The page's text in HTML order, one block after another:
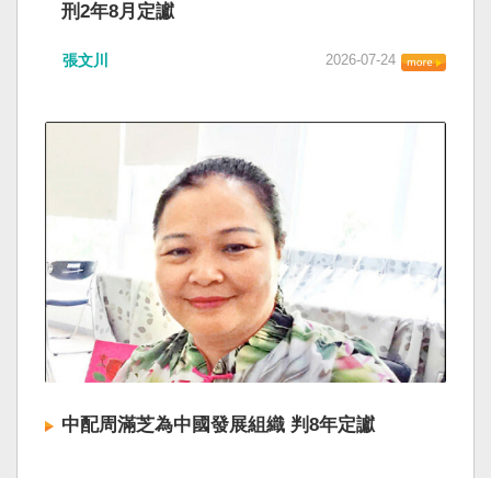
刑2年8月定讞
張文川 2026-07-24
中配周滿芝為中國發展組織 判8年定讞